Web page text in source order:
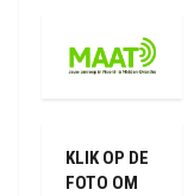
KLIK OP DE
FOTO OM